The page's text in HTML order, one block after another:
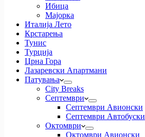
Ибица
Мајорка
Италија Лето
Крстарења
Тунис
Турција
Црна Гора
Лазаревски Апартмани
Патувања
City Breaks
Септември
Септември Авионски
Септември Автобуски
Октомври
Октомври Авионски